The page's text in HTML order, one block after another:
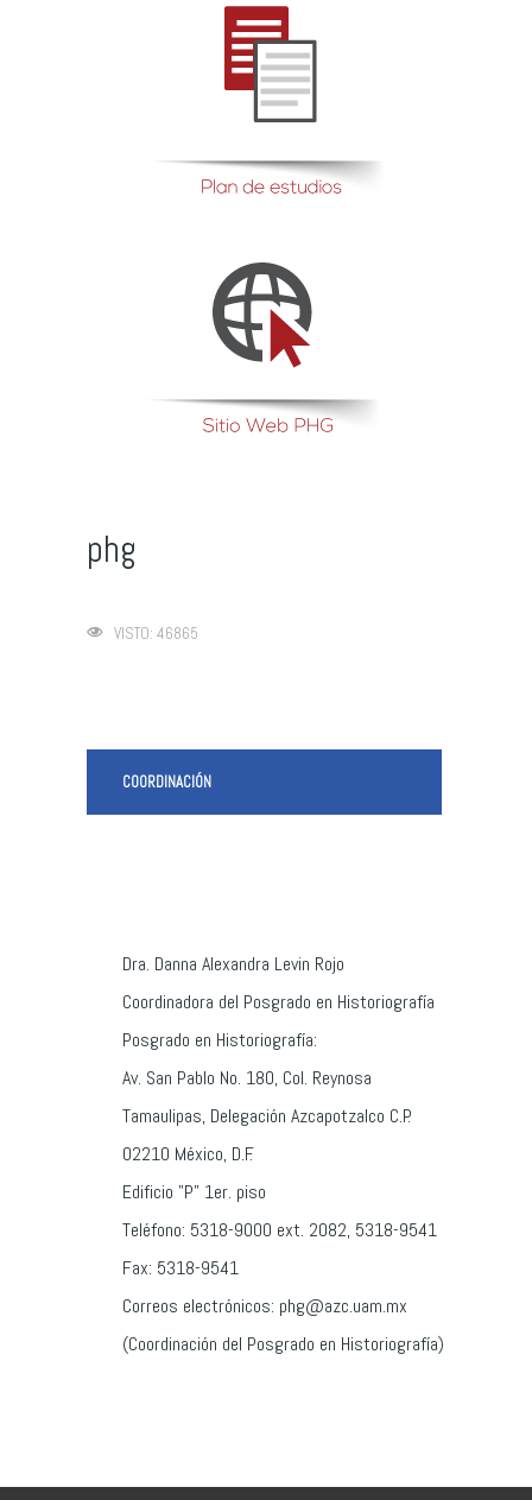
phg
VISTO: 46865
COORDINACIÓN
Dra. Danna Alexandra Levin Rojo
Coordinadora del Posgrado en Historiografía
Posgrado en Historiografía:
Av. San Pablo No. 180, Col. Reynosa
Tamaulipas, Delegación Azcapotzalco C.P.
02210 México, D.F.
Edificio "P" 1er. piso
Teléfono: 5318-9000 ext. 2082, 5318-9541
Fax: 5318-9541
Correos electrónicos: phg@azc.uam.mx
(Coordinación del Posgrado en Historiografía)